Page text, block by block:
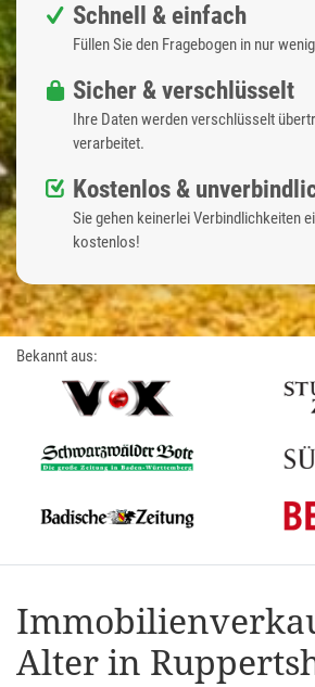
Schnell & einfach
Füllen Sie den Fragebogen in nur
Sicher & verschlüsselt
Ihre Daten werden verschlüsselt
verarbeitet.
Kostenlos &
Sie gehen keinerlei Verbindlichkeiten
kostenlos!
Bekannt aus:
Alter in